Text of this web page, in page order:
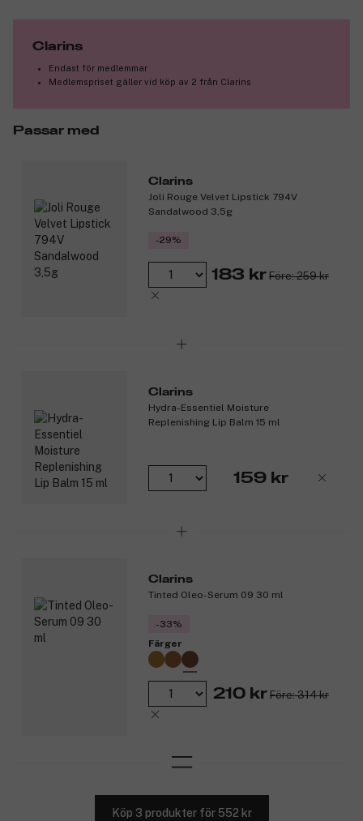
Clarins
Endast för medlemmar
Medlemspriset gäller vid köp av 2 från Clarins
Passar med
Clarins
Joli Rouge Velvet Lipstick 794V
Sandalwood 3,5g
-29%
183 kr Före: 259 kr
Clarins
Hydra-Essentiel Moisture
Replenishing Lip Balm 15 ml
159 kr
Clarins
Tinted Oleo-Serum 09 30 ml
-33%
Färger
210 kr Före: 314 kr
Köp 3 produkter för 552 kr